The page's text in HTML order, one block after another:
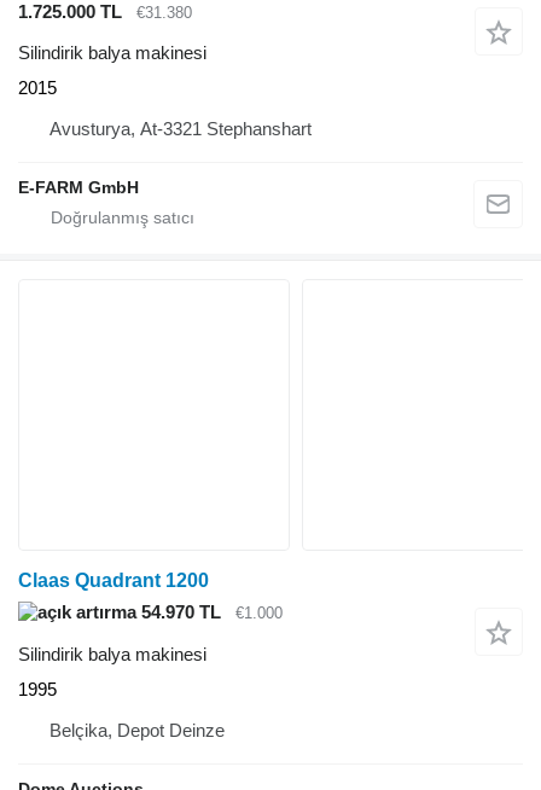
1.725.000 TL
€31.380
Silindirik balya makinesi
2015
Avusturya, At-3321 Stephanshart
E-FARM GmbH
Claas Quadrant 1200
54.970 TL
€1.000
Silindirik balya makinesi
1995
Belçika, Depot Deinze